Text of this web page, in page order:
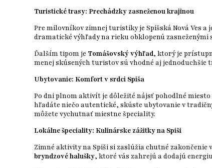
Turistické trasy: Prechádzky zasneženou krajinou
Pre milovníkov zimnej turistiky je Spišská Nová Ves
dramatické výhľady na rieku obklopenú
Ďalším tipom je Tomášovský výhľad, ktorý je
menej skúsených turistov sú vhodné aj jednoduchšie
Ubytovanie: Komfort v srdci Spiša
Po dni plnom aktivít je dôležité nájsť pohodlné miesto
hľadáte niečo autentické, skúste ubytovanie v
môžete vychutnať miestne špeciality.
Lokálne špeciality: Kulinárske zážitky na Spiši
Zimné aktivity na Spiši si zaslúžia chutné
bryndzové halušky, ktoré vás zahrejú a dodajú